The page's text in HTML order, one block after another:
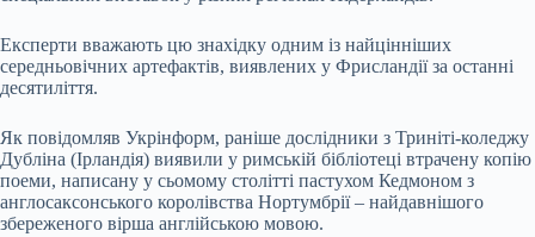
Експерти вважають цю знахідку одним із найцінніших
середньовічних артефактів, виявлених у Фрисландії за останні
десятиліття.
Як повідомляв Укрінформ, раніше дослідники з Триніті-коледжу
Дубліна (Ірландія) виявили у римській бібліотеці втрачену копію
поеми, написану у сьомому столітті пастухом Кедмоном з
англосаксонського королівства Нортумбрії – найдавнішого
збереженого вірша англійською мовою.